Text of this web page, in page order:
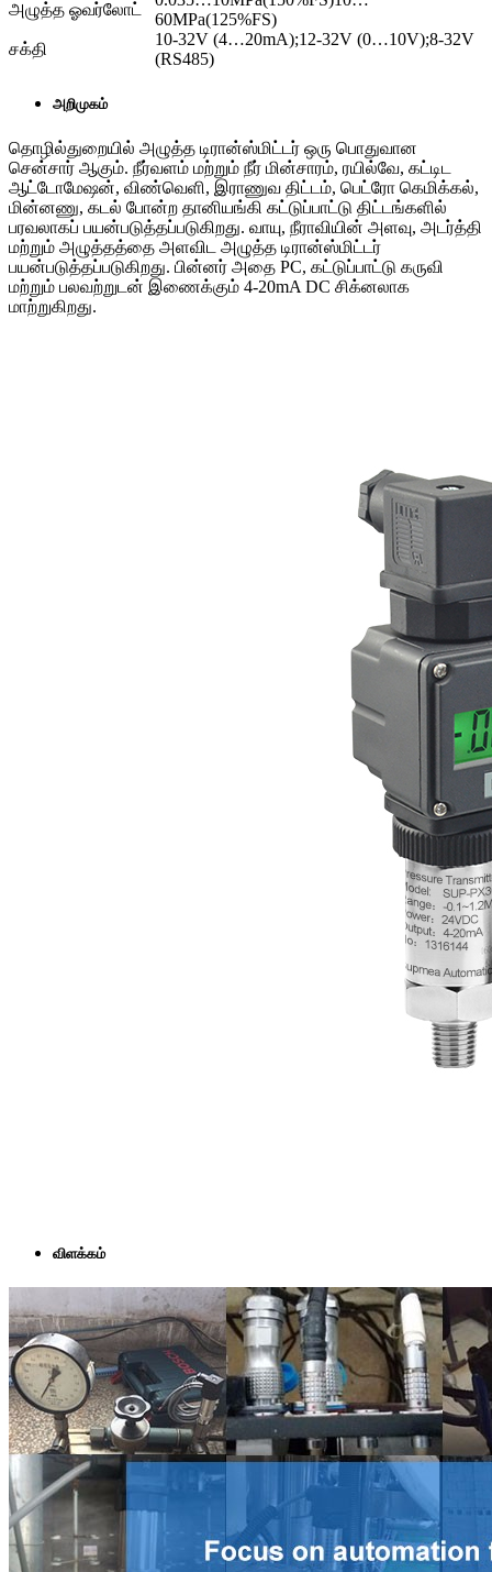
அழுத்த ஓவர்லோட்
60MPa(125%FS)
சக்தி
10-32V (4…20mA);12-32V (0…10V);8-32V
(RS485)
அறிமுகம்
தொழில்துறையில் அழுத்த டிரான்ஸ்மிட்டர் ஒரு பொதுவான
சென்சார் ஆகும். நீர்வளம் மற்றும் நீர் மின்சாரம், ரயில்வே, கட்டிட
ஆட்டோமேஷன், விண்வெளி, இராணுவ திட்டம், பெட்ரோ கெமிக்கல்,
மின்னணு, கடல் போன்ற தானியங்கி கட்டுப்பாட்டு திட்டங்களில்
பரவலாகப் பயன்படுத்தப்படுகிறது. வாயு, நீராவியின் அளவு, அடர்த்தி
மற்றும் அழுத்தத்தை அளவிட அழுத்த டிரான்ஸ்மிட்டர்
பயன்படுத்தப்படுகிறது. பின்னர் அதை PC, கட்டுப்பாட்டு கருவி
மற்றும் பலவற்றுடன் இணைக்கும் 4-20mA DC சிக்னலாக
மாற்றுகிறது.
விளக்கம்